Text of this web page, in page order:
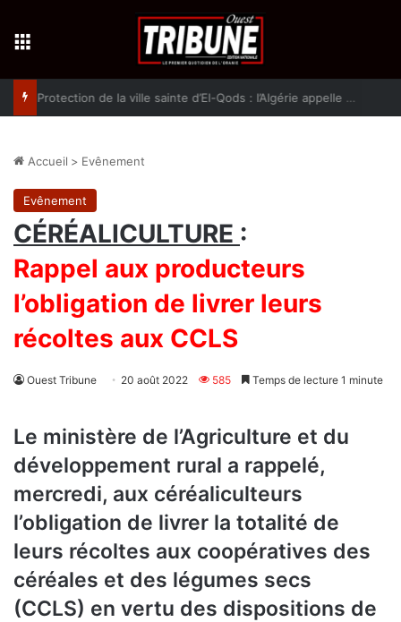
Accueil > Evênement
Evênement
CÉRÉALICULTURE :
Rappel aux producteurs
l’obligation de livrer leurs
récoltes aux CCLS
Ouest Tribune 20 août 2022 585 Temps de lecture 1 minute
Le ministère de l’Agriculture et du
développement rural a rappelé,
mercredi, aux céréaliculteurs
l’obligation de livrer la totalité de
leurs récoltes aux coopératives des
céréales et des légumes secs
(CCLS) en vertu des dispositions de